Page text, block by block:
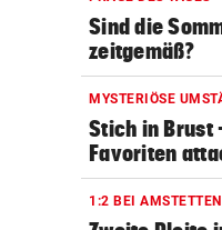
Sind die
zeitgemäß?
MYSTERIÖSE
Stich in Brust
Favoriten
1:2 BEI AMSTETTEN